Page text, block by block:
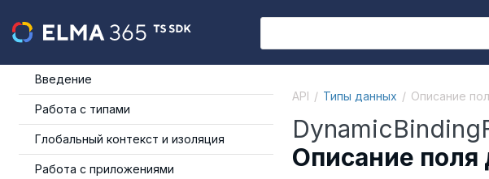
Введение
Работа с типами
Глобальный контекст и изоляция
Работа с приложениями
API Типы данных Описание
Описание поля